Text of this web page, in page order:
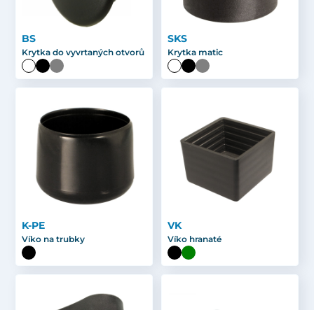
BS
Krytka do vyvrtaných otvorů
SKS
Krytka matic
K-PE
Víko na trubky
VK
Víko hranaté